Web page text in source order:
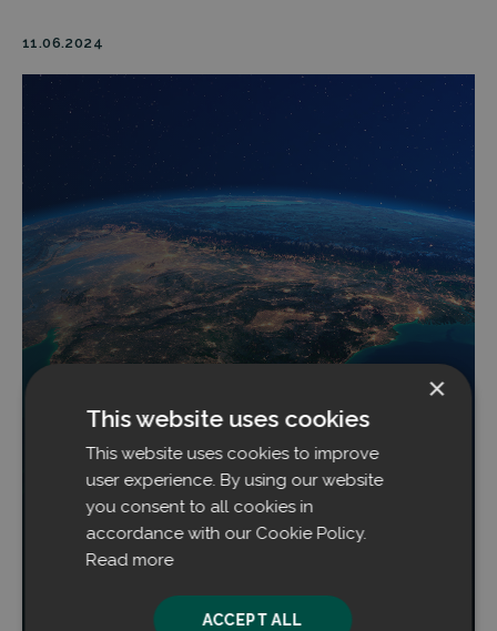
11.06.2024
Filtrabit expandiert nach Indien im Rahmen
einer strategischen Kooperation mit FAFECO
Materialhandling-Lösungen in Indien, bekannt.
×
This website uses cookies
This website uses cookies to improve
user experience. By using our website
you consent to all cookies in
accordance with our Cookie Policy.
Read more
ACCEPT ALL